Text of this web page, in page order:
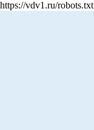
https://vdv1.ru/robots.txt